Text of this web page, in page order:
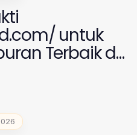
untuk
Terbaik di